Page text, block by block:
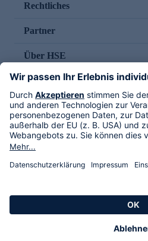
Rechtliches
Partner
Über HSE
Im TV
HSE International